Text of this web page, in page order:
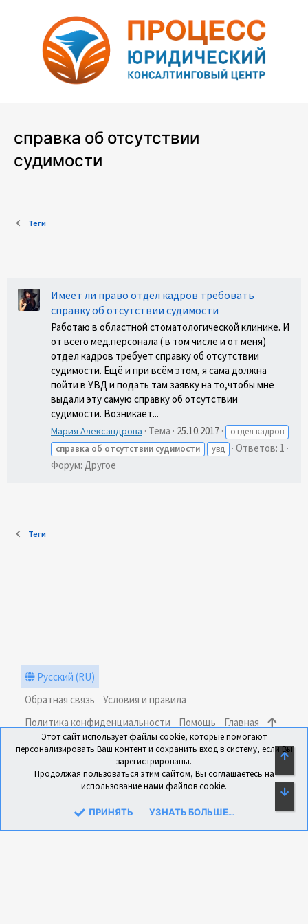
справка об отсутствии
судимости
Теги
Имеет ли право отдел кадров требовать
справку об отсутствии судимости
Работаю в областной стоматологической клинике. И
от всего мед.персонала ( в том числе и от меня)
отдел кадров требует справку об отсутствии
судимости. Ещё и при всём этом, я сама должна
пойти в УВД и подать там заявку на то,чтобы мне
выдали эту самую справку об отсутствии
судимости. Возникает...
Мария Александрова Тема 25.10.2017
отдел кадров
справка об отсутствии судимости увд
Ответов: 1
Форум: Другое
Теги
Русский (RU)
Обратная связь
Условия и правила
Политика конфиденциальности
Помощь Главная
Перевод: xen-foro.com.ua
Этот сайт использует файлы cookie, которые помогают
персонализировать Ваш контент и сохранить вход в систему, если Вы
зарегистрированы.
Продолжая пользоваться этим сайтом, Вы соглашаетесь на
использование нами файлов cookie.
ПРИНЯТЬ УЗНАТЬ БОЛЬШЕ....